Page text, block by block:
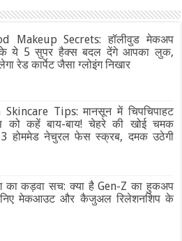
Makeup Secrets: हॉलीवुड मेकअप
के ये 5 सुपर हैक्स बदल देंगे आपका लुक,
रेड कार्पेट जैसा ग्‍लोइंग निखार
Skincare Tips: मानसून में चिपचिपाहट
को कहें बाय-बाय! चेहरे की खोई चमक
3 होममेड नेचुरल फेस स्क्रब, दमक उठेगी
का कड़वा सच: क्या है Gen-Z का हुकअप
मेकआउट और कैजुअल रिलेशनशिप के